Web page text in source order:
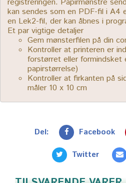
kan sendes som en PDF-fil i A4
en Lek2-fil, der kan åbnes i
Et par vigtige detaljer
Gem mønsterfilen på din
Kontroller at printeren er
forstørret eller formindsket
papirstørrelse)
Kontroller at firkanten på
måler 10 x 10 cm
Del: Facebook
Twitter